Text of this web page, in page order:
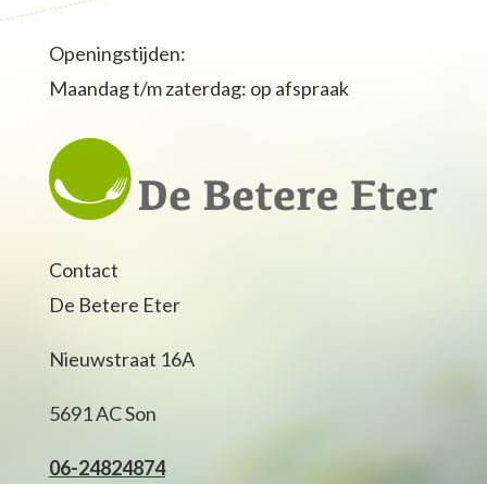
Openingstijden:
Maandag t/m zaterdag: op afspraak
Contact
De Betere Eter
Nieuwstraat 16A
5691 AC Son
06-24824874